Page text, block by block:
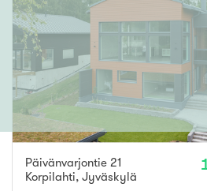
Päivänvarjontie 21
Korpilahti, Jyväskylä